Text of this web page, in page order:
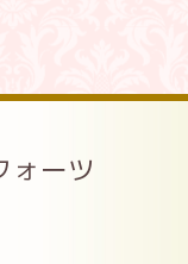
ーツ